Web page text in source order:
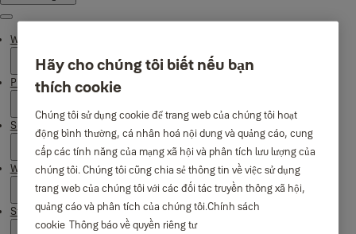
Menu
Why Yale
Products
Support
Where to buy
Stories
Hãy cho chúng tôi biết nếu bạn
thích cookie
Chúng tôi sử dụng cookie để trang web của chúng tôi hoạt
động bình thường, cá nhân hoá nội dung và quảng cáo, cung
cấp các tính năng của mạng xã hội và phân tích lưu lượng của
chúng tôi. Chúng tôi cũng chia sẻ thông tin về việc sử dụng
trang web của chúng tôi với các đối tác truyền thông xã hội,
quảng cáo và phân tích của chúng tôi.Chính sách
cookie Thông báo về quyền riêng tư